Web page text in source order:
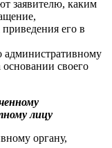
заявителю, каким
его в
административному
своего
лицу
органу,